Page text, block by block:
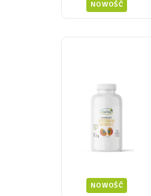
NOWOŚĆ
NOWOŚĆ